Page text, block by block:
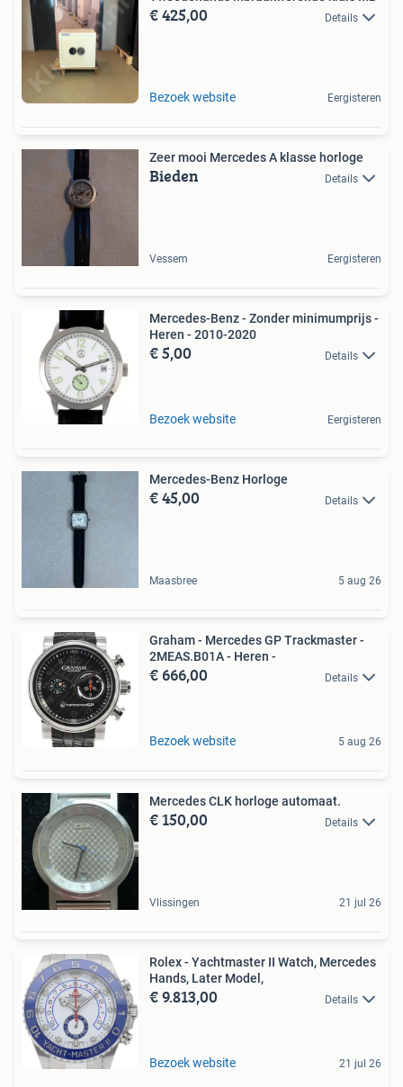
€ 425,00 Details
Bezoek website Eergisteren
Zeer mooi Mercedes A klasse horloge
Bieden Details
Vessem Eergisteren
Mercedes-Benz - Zonder minimumprijs -
Heren - 2010-2020
€ 5,00 Details
Bezoek website Eergisteren
Mercedes-Benz Horloge
€ 45,00 Details
Maasbree 5 aug 26
Graham - Mercedes GP Trackmaster -
2MEAS.B01A - Heren -
€ 666,00 Details
Bezoek website 5 aug 26
Mercedes CLK horloge automaat.
€ 150,00 Details
Vlissingen 21 jul 26
Rolex - Yachtmaster II Watch, Mercedes
Hands, Later Model,
€ 9.813,00 Details
Bezoek website 21 jul 26